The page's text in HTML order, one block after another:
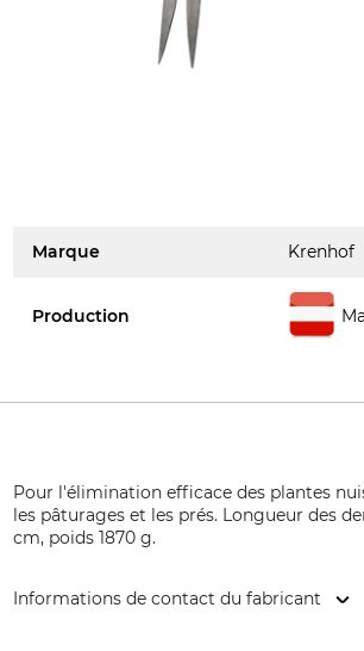
Marque Krenhof
Production
Pour l'élimination efficace des plantes
les pâturages et les prés. Longueur des
cm, poids 1870 g.
Informations de contact du fabricant